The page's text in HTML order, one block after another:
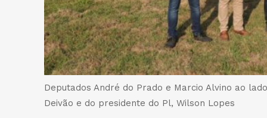
Deputados André do Prado e Marcio Alvino ao
Deivão e do presidente do Pl, Wilson Lopes